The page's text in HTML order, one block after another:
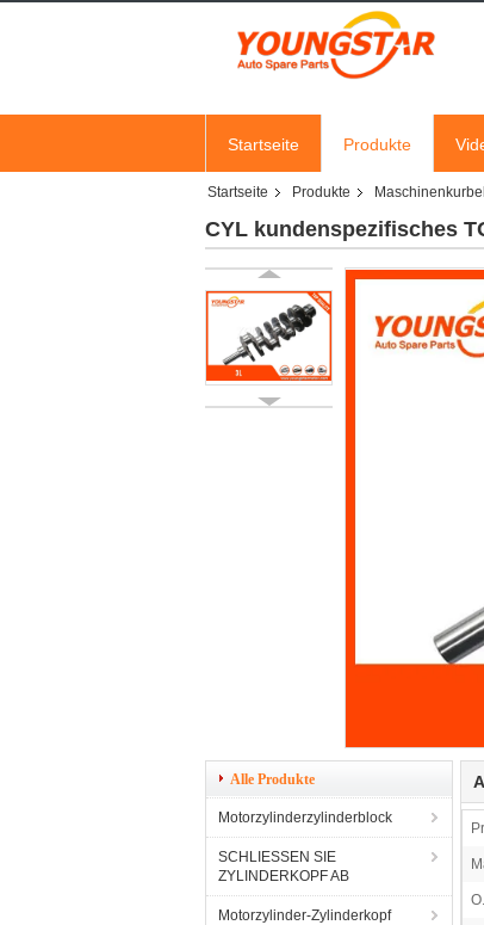
Startseite Produkte
Startseite Produkte
CYL kundenspezifisches
Alle Produkte
Motorzylinderzylinderblock
SCHLIESSEN SIE
ZYLINDERKOPF AB
Motorzylinder-Zylinderkopf